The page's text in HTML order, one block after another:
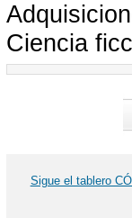
Ciencia
Sigue el tablero